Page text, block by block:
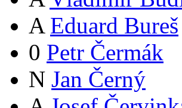
A Eduard Bureš
0 Petr Čermák
N Jan Černý